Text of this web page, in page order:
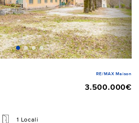
RE/MAX Maison
3.500.000€
1 Locali